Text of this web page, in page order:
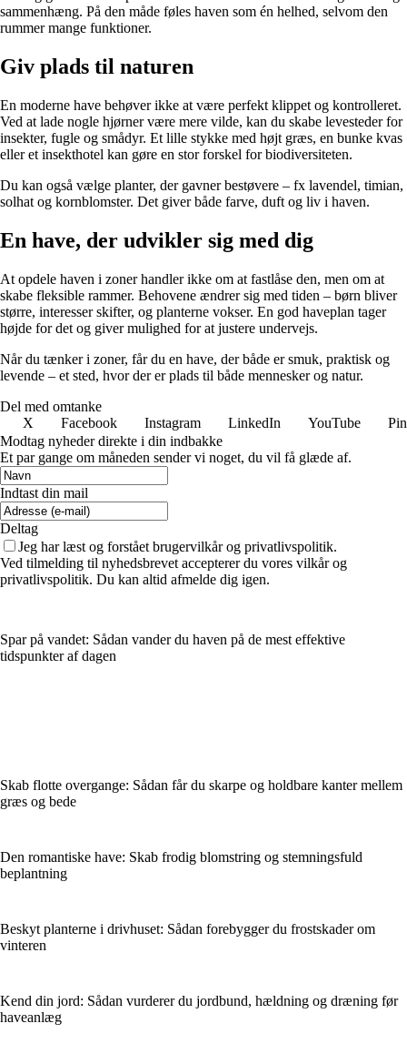
sammenhæng. På den måde føles haven som én helhed, selvom den
rummer mange funktioner.
Giv plads til naturen
En moderne have behøver ikke at være perfekt klippet og kontrolleret.
Ved at lade nogle hjørner være mere vilde, kan du skabe levesteder for
insekter, fugle og smådyr. Et lille stykke med højt græs, en bunke kvas
eller et insekthotel kan gøre en stor forskel for biodiversiteten.
Du kan også vælge planter, der gavner bestøvere – fx lavendel, timian,
solhat og kornblomster. Det giver både farve, duft og liv i haven.
En have, der udvikler sig med dig
At opdele haven i zoner handler ikke om at fastlåse den, men om at
skabe fleksible rammer. Behovene ændrer sig med tiden – børn bliver
større, interesser skifter, og planterne vokser. En god haveplan tager
højde for det og giver mulighed for at justere undervejs.
Når du tænker i zoner, får du en have, der både er smuk, praktisk og
levende – et sted, hvor der er plads til både mennesker og natur.
Del med omtanke
X
Facebook Instagram LinkedIn YouTube
Modtag nyheder direkte i din indbakke
Et par gange om måneden sender vi noget, du vil få glæde af.
Indtast din mail
Deltag
Jeg har læst og forstået brugervilkår og privatlivspolitik.
Ved tilmelding til nyhedsbrevet accepterer du vores vilkår og
privatlivspolitik. Du kan altid afmelde dig igen.
Spar på vandet: Sådan vander du haven på de mest effektive
tidspunkter af dagen
Skab flotte overgange: Sådan får du skarpe og holdbare kanter mellem
græs og bede
Den romantiske have: Skab frodig blomstring og stemningsfuld
beplantning
Beskyt planterne i drivhuset: Sådan forebygger du frostskader om
vinteren
Kend din jord: Sådan vurderer du jordbund, hældning og dræning før
haveanlæg